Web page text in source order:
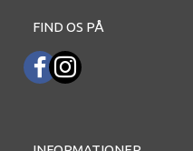
FIND OS PÅ